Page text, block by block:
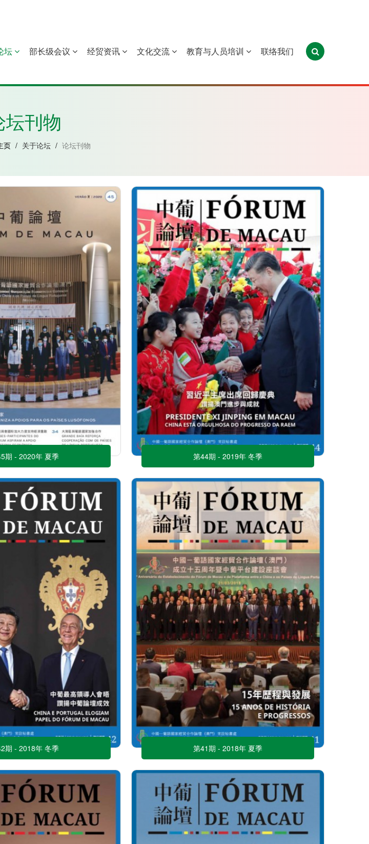
绍 赤道几內亚 莫桑比克 葡萄牙 圣多美和普林西比 东帝汶
坛 部长级会议 经贸资讯 文化交流 教育与人员培训 联络我们
坛刊物
页 / 关于论坛 / 论坛刊物
期 - 2020年 夏季 第44期 - 2019年 冬季
期 - 2018年 冬季 第41期 - 2018年 夏季